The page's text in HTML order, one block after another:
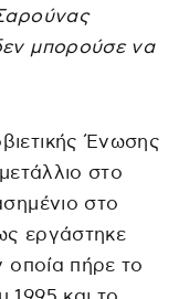
μπορούσε να
Ένωσης
στο
στο
εργάστηκε
οποία πήρε το